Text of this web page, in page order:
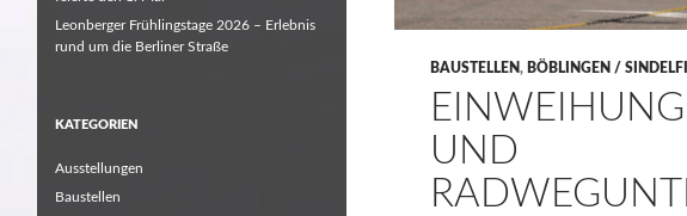
BAUSTELLEN, BÖBLINGEN /
UND
Leonberger Frühlingstage 2026 – Erlebnis
rund um die Berliner Straße
KATEGORIEN
Ausstellungen
Baustellen